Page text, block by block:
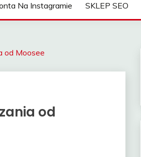
Na Instagramie SKLEP SEO
od Moosee
od